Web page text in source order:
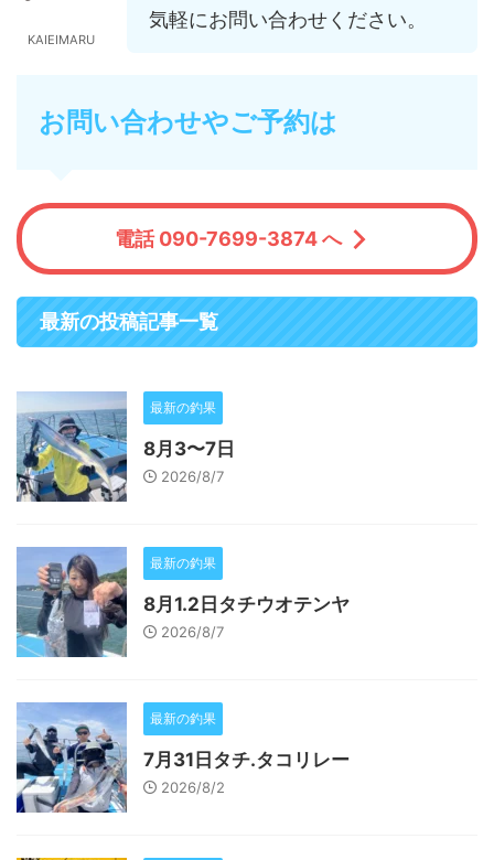
KAIEIMARU
気軽にお問い合わせください。
お問い合わせやご予約は
電話 090-7699-3874 へ
最新の投稿記事一覧
最新の釣果
8月3〜7日
2026/8/7
最新の釣果
8月1.2日タチウオテンヤ
2026/8/7
最新の釣果
7月31日タチ.タコリレー
2026/8/2